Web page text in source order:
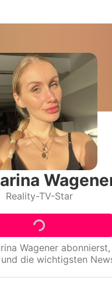
Filme & Serien
Lifestyle
Familie & Liebe
Exklusiv
auf Promiflash
Jobs
App runterladen
Team
Reality-TV-Star
Wagenerabonnierst,
und die wichtigsten